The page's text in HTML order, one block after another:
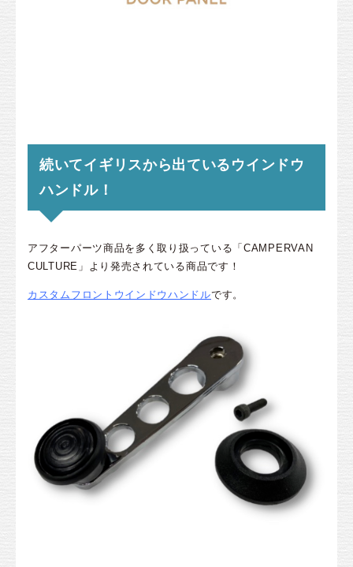
続いてイギリスから出ているウインドウ
ハンドル！
アフターパーツ商品を多く取り扱っている「CAMPERVAN
CULTURE」より発売されている商品です！
カスタムフロントウインドウハンドルです。